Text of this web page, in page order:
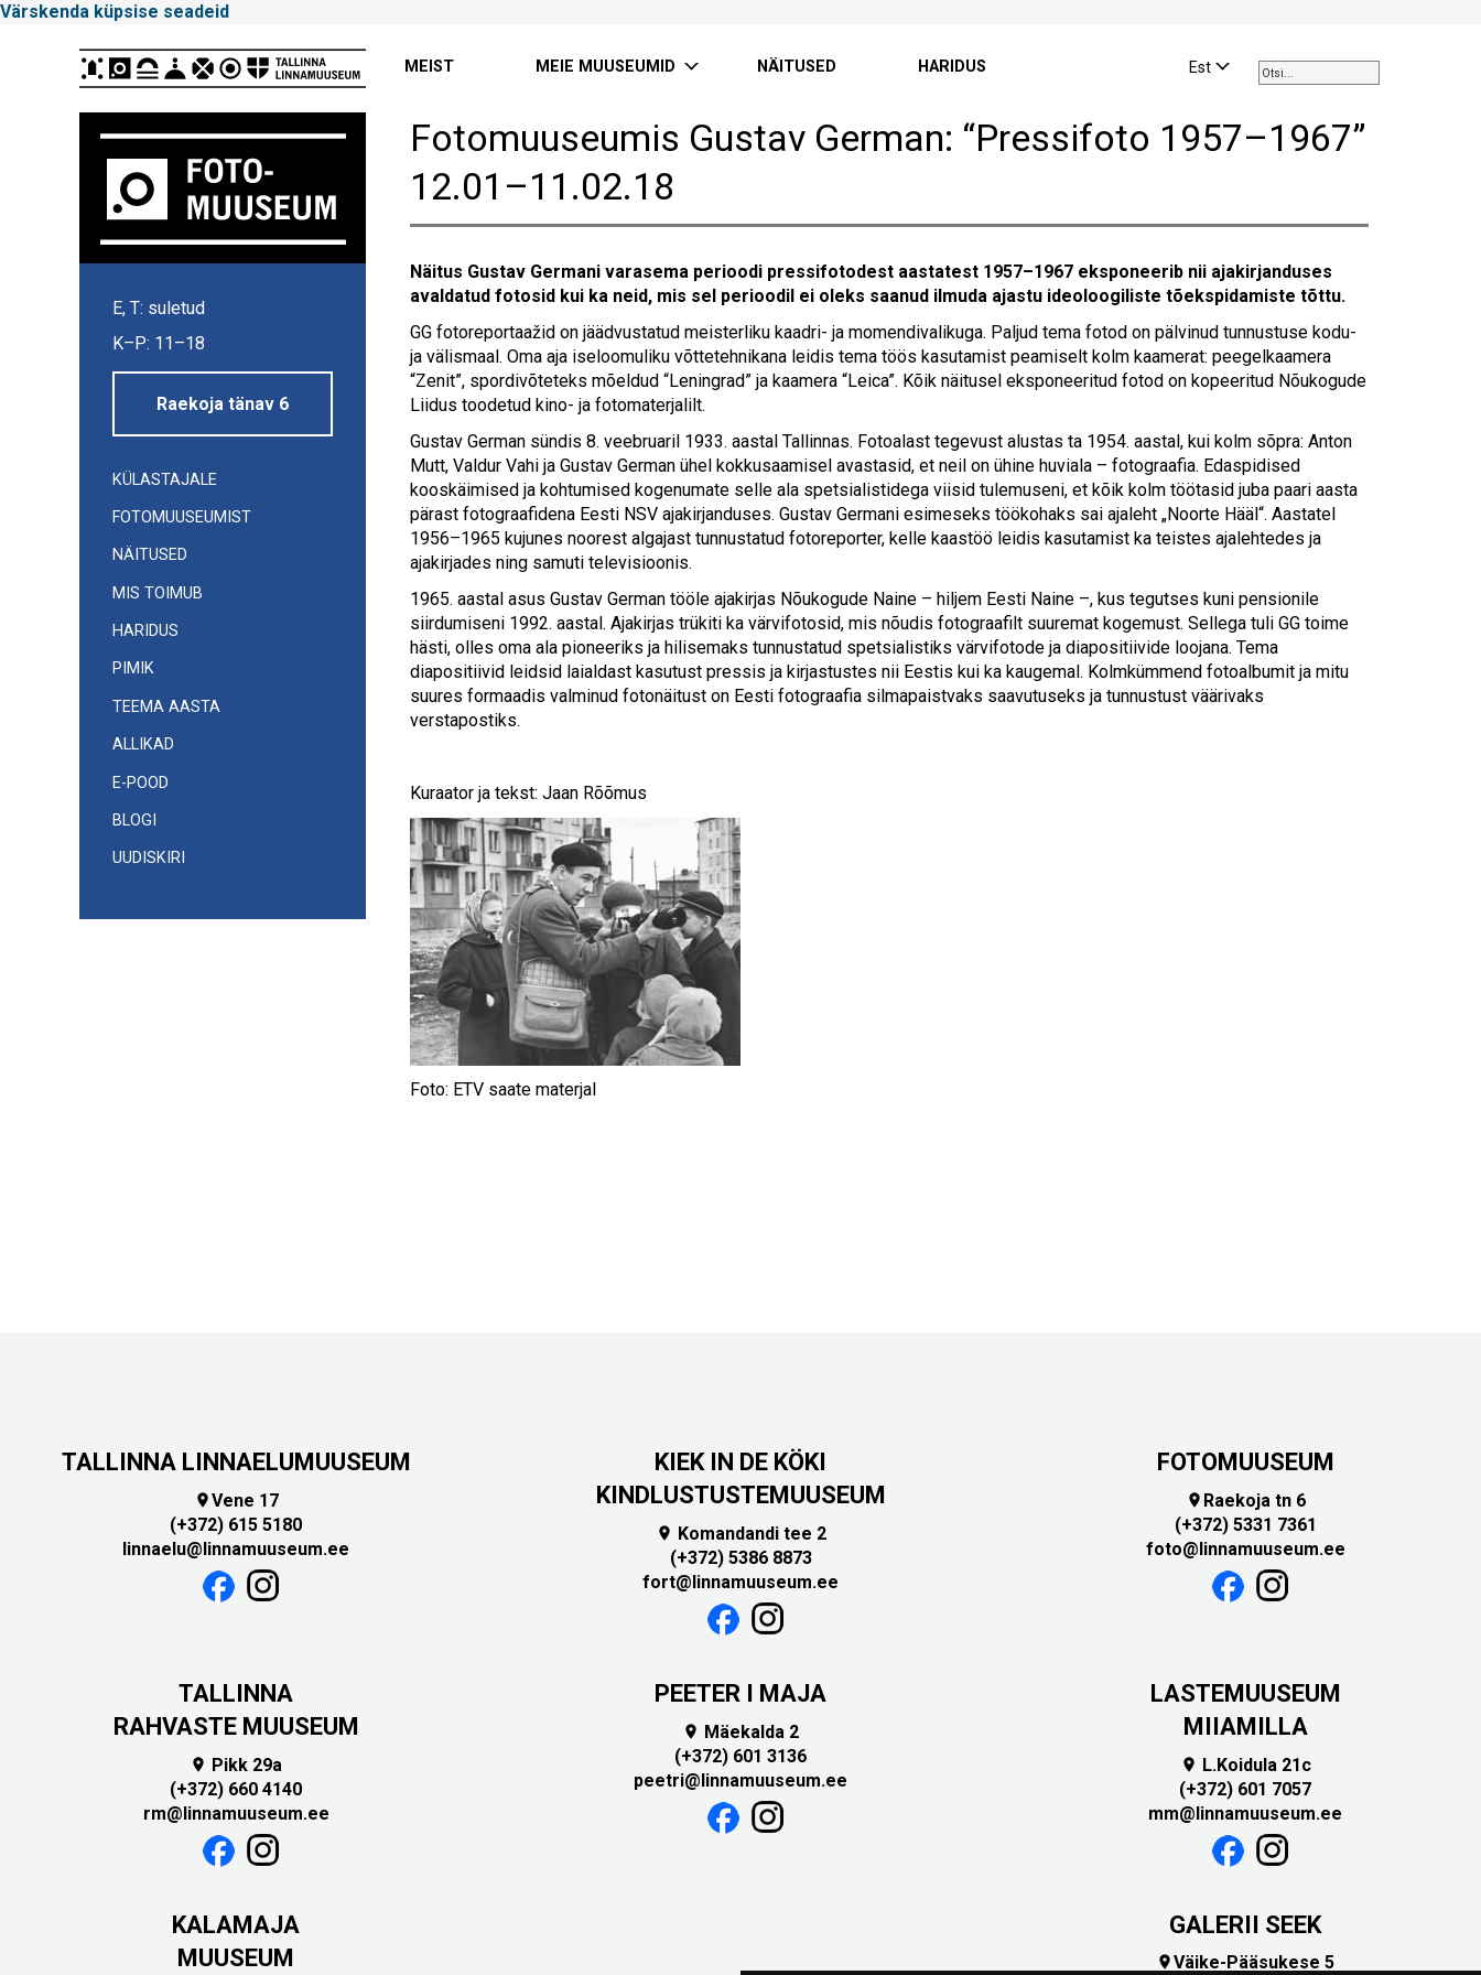
Värskenda küpsise seadeid
Linnamuuseum
the
up
down
arrows
a
enter
to
to
search
Touch
device
touch
swipe
Est
MEIST MEIE MUUSEUMID NÄITUSED HARIDUS
E, T: suletud
K–P: 11–18
Raekoja tänav 6
KÜLASTAJALE
FOTOMUUSEUMIST
NÄITUSED
MIS TOIMUB
HARIDUS
PIMIK
TEEMA AASTA
ALLIKAD
E-POOD
BLOGI
UUDISKIRI
Fotomuuseumis Gustav German: “Pressifoto 1957–1967”
12.01–11.02.18
Näitus Gustav Germani varasema perioodi pressifotodest aastatest 1957–1967 eksponeerib nii ajakirjanduses
avaldatud fotosid kui ka neid, mis sel perioodil ei oleks saanud ilmuda ajastu ideoloogiliste tõekspidamiste tõttu.
GG fotoreportaažid on jäädvustatud meisterliku kaadri- ja momendivalikuga. Paljud tema fotod on pälvinud tunnustuse kodu-
ja välismaal. Oma aja iseloomuliku võttetehnikana leidis tema töös kasutamist peamiselt kolm kaamerat: peegelkaamera
“Zenit”, spordivõteteks mõeldud “Leningrad” ja kaamera “Leica”. Kõik näitusel eksponeeritud fotod on kopeeritud Nõukogude
Liidus toodetud kino- ja fotomaterjalilt.
Gustav German sündis 8. veebruaril 1933. aastal Tallinnas. Fotoalast tegevust alustas ta 1954. aastal, kui kolm sõpra: Anton
Mutt, Valdur Vahi ja Gustav German ühel kokkusaamisel avastasid, et neil on ühine huviala – fotograafia. Edaspidised
kooskäimised ja kohtumised kogenumate selle ala spetsialistidega viisid tulemuseni, et kõik kolm töötasid juba paari aasta
pärast fotograafidena Eesti NSV ajakirjanduses. Gustav Germani esimeseks töökohaks sai ajaleht „Noorte Hääl“. Aastatel
1956–1965 kujunes noorest algajast tunnustatud fotoreporter, kelle kaastöö leidis kasutamist ka teistes ajalehtedes ja
ajakirjades ning samuti televisioonis.
1965. aastal asus Gustav German tööle ajakirjas Nõukogude Naine – hiljem Eesti Naine –, kus tegutses kuni pensionile
siirdumiseni 1992. aastal. Ajakirjas trükiti ka värvifotosid, mis nõudis fotograafilt suuremat kogemust. Sellega tuli GG toime
hästi, olles oma ala pioneeriks ja hilisemaks tunnustatud spetsialistiks värvifotode ja diapositiivide loojana. Tema
diapositiivid leidsid laialdast kasutust pressis ja kirjastustes nii Eestis kui ka kaugemal. Kolmkümmend fotoalbumit ja mitu
suures formaadis valminud fotonäitust on Eesti fotograafia silmapaistvaks saavutuseks ja tunnustust väärivaks
verstapostiks.
Kuraator ja tekst: Jaan Rõõmus
Foto: ETV saate materjal
TALLINNA LINNAELUMUUSEUM
Vene 17
(+372) 615 5180
linnaelu@linnamuuseum.ee
KIEK IN DE KÖKI
KINDLUSTUSTEMUUSEUM
 Komandandi tee 2
(+372) 5386 8873
fort@linnamuuseum.ee
FOTOMUUSEUM
 Raekoja tn 6
(+372) 5331 7361
foto@linnamuuseum.ee
TALLINNA
RAHVASTE MUUSEUM
 Pikk 29a
(+372) 660 4140
rm@linnamuuseum.ee
PEETER I MAJA
 Mäekalda 2
(+372) 601 3136
peetri@linnamuuseum.ee
LASTEMUUSEUM
MIIAMILLA
 L.Koidula 21c
(+372) 601 7057
mm@linnamuuseum.ee
KALAMAJA
MUUSEUM
GALERII SEEK
Väike-Pääsukese 5